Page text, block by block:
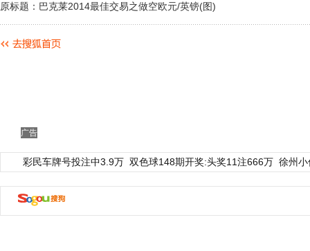
原标题：巴克莱2014最佳交易之做空欧元/英镑(图)
广告
彩民车牌号投注中3.9万 双色球148期开奖:头奖11注666万 徐州